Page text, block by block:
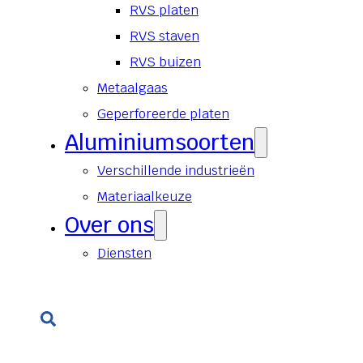
RVS platen
RVS staven
RVS buizen
Metaalgaas
Geperforeerde platen
Aluminiumsoorten
Verschillende industrieën
Materiaalkeuze
Over ons
Diensten